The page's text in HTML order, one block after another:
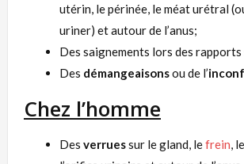
utérin, le périnée, le méat urétral
uriner) et autour de l’anus;
Des saignements lors des rapports
Des démangeaisonsou de l’
Chez l’homme
Des verruessur le gland, lefrein,